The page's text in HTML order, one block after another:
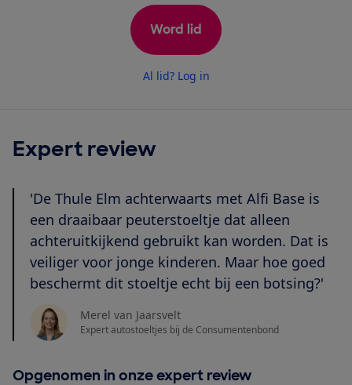
Word lid
Al lid? Log in
Expert review
'De Thule Elm achterwaarts met Alfi Base is
een draaibaar peuterstoeltje dat alleen
achteruitkijkend gebruikt kan worden. Dat is
veiliger voor jonge kinderen. Maar hoe goed
beschermt dit stoeltje echt bij een botsing?'
Merel van Jaarsvelt
Expert autostoeltjes bij de Consumentenbond
Opgenomen in onze expert review